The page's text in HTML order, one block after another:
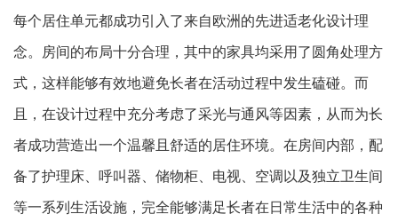
每个居住单元都成功引入了来自欧洲的先进适老化设计理
念。房间的布局十分合理，其中的家具均采用了圆角处理方
式，这样能够有效地避免长者在活动过程中发生磕碰。而
且，在设计过程中充分考虑了采光与通风等因素，从而为长
者成功营造出一个温馨且舒适的居住环境。在房间内部，配
备了护理床、呼叫器、储物柜、电视、空调以及独立卫生间
等一系列生活设施，完全能够满足长者在日常生活中的各种